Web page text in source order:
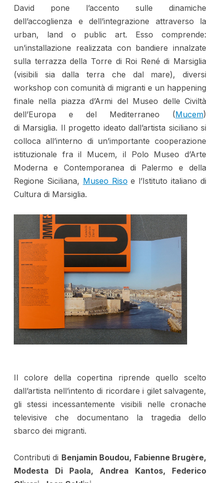
David pone l’accento sulle dinamiche
dell’accoglienza e dell’integrazione attraverso la
urban, land o public art. Esso comprende:
un’installazione realizzata con bandiere innalzate
sulla terrazza della Torre di Roi René di Marsiglia
(visibili sia dalla terra che dal mare), diversi
workshop con comunità di migranti e un happening
finale nella piazza d’Armi del Museo delle Civiltà
dell’Europa e del Mediterraneo (Mucem)
di Marsiglia. Il progetto ideato dall’artista siciliano si
colloca all’interno di un’importante cooperazione
istituzionale fra il Mucem, il Polo Museo d’Arte
Moderna e Contemporanea di Palermo e della
Regione Siciliana, Museo Riso e l’Istituto italiano di
Cultura di Marsiglia.
Il colore della copertina riprende quello scelto
dall’artista nell’intento di ricordare i gilet salvagente,
gli stessi incessantemente visibili nelle cronache
televisive che documentano la tragedia dello
sbarco dei migranti.
Contributi di Benjamin Boudou, Fabienne Brugère,
Modesta Di Paola, Andrea Kantos, Federico